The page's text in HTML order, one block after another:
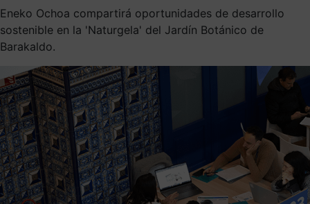
Eneko Ochoa compartirá oportunidades de desarrollo
sostenible en la 'Naturgela' del Jardín Botánico de
Barakaldo.